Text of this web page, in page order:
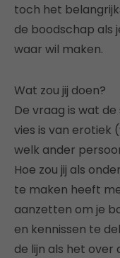
toch het
de boodschap als
waar wil maken.
Wat zou jij doen?
De vraag is wat
vies is van erotiek
welk ander
Hoe zou jij als
te maken heeft
aanzetten om je
en kennissen te
de lijn als het over